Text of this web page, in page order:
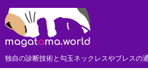
独自の診断技術と勾玉ネックレスやブレスの